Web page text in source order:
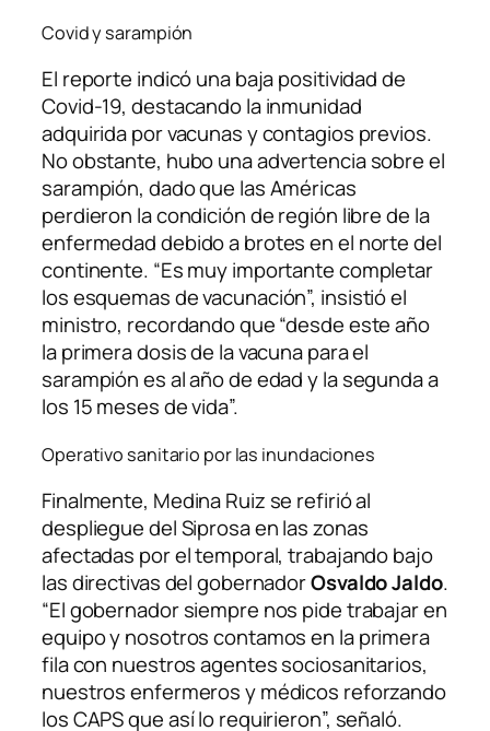
Covid y sarampión
El reporte indicó una baja positividad de
Covid-19, destacando la inmunidad
adquirida por vacunas y contagios previos.
No obstante, hubo una advertencia sobre el
sarampión, dado que las Américas
perdieron la condición de región libre de la
enfermedad debido a brotes en el norte del
continente. “Es muy importante completar
los esquemas de vacunación”, insistió el
ministro, recordando que “desde este año
la primera dosis de la vacuna para el
sarampión es al año de edad y la segunda a
los 15 meses de vida”.
Operativo sanitario por las inundaciones
Finalmente, Medina Ruiz se refirió al
despliegue del Siprosa en las zonas
afectadas por el temporal, trabajando bajo
las directivas del gobernadorOsvaldo Jaldo.
“El gobernador siempre nos pide trabajar en
equipo y nosotros contamos en la primera
fila con nuestros agentes sociosanitarios,
nuestros enfermeros y médicos reforzando
los CAPS que así lo requirieron”, señaló.